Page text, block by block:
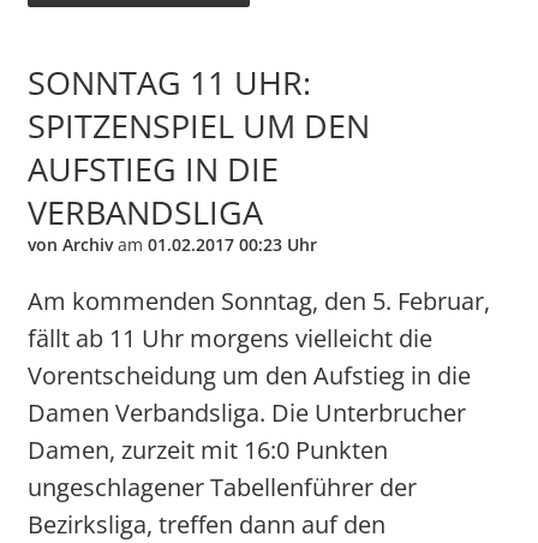
SONNTAG 11 UHR:
SPITZENSPIEL UM DEN
AUFSTIEG IN DIE
VERBANDSLIGA
von Archivam 01.02.2017 00:23 Uhr
Am kommenden Sonntag, den 5. Februar,
fällt ab 11 Uhr morgens vielleicht die
Vorentscheidung um den Aufstieg in die
Damen Verbandsliga. Die Unterbrucher
Damen, zurzeit mit 16:0 Punkten
ungeschlagener Tabellenführer der
Bezirksliga, treffen dann auf den